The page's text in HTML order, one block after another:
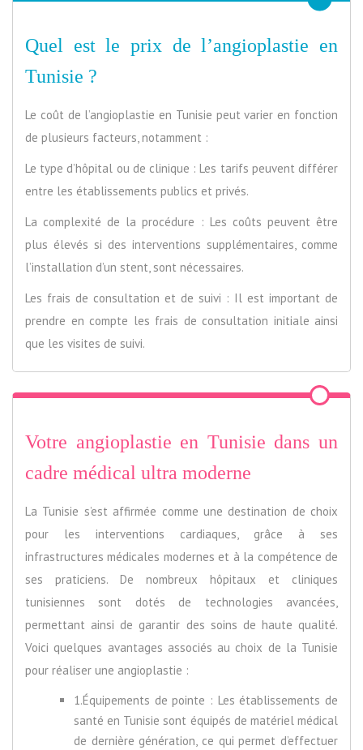
Quel est le prix de l’angioplastie en
Tunisie ?
Le coût de l’angioplastie en Tunisie peut varier en fonction
de plusieurs facteurs, notamment :
Le type d’hôpital ou de clinique : Les tarifs peuvent différer
entre les établissements publics et privés.
La complexité de la procédure : Les coûts peuvent être
plus élevés si des interventions supplémentaires, comme
l’installation d’un stent, sont nécessaires.
Les frais de consultation et de suivi : Il est important de
prendre en compte les frais de consultation initiale ainsi
que les visites de suivi.
Votre angioplastie en Tunisie dans un
cadre médical ultra moderne
La Tunisie s’est affirmée comme une destination de choix
pour les interventions cardiaques, grâce à ses
infrastructures médicales modernes et à la compétence de
ses praticiens. De nombreux hôpitaux et cliniques
tunisiennes sont dotés de technologies avancées,
permettant ainsi de garantir des soins de haute qualité.
Voici quelques avantages associés au choix de la Tunisie
pour réaliser une angioplastie :
1.Équipements de pointe : Les établissements de
santé en Tunisie sont équipés de matériel médical
de dernière génération, ce qui permet d’effectuer